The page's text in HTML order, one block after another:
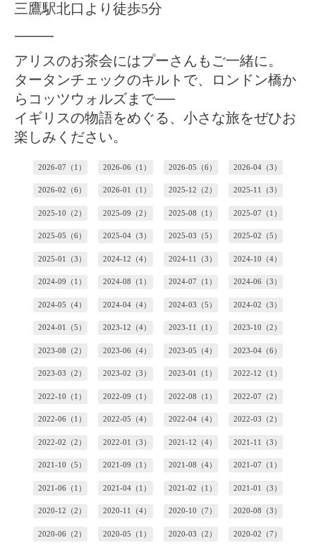
三鷹駅北口より徒歩5分
⸻
アリスのお茶会にはプーさんもご一緒に。
タータンチェックのキルトで、ロンドン橋か
らコッツウォルズまで──
イギリスの物語をめぐる、小さな旅をぜひお
楽しみください。
2026-07（1） 2026-06（1） 2026-05（6） 2026-04（3）
2026-02（6） 2026-01（1） 2025-12（2） 2025-11（3）
2025-10（2） 2025-09（2） 2025-08（1） 2025-07（1）
2025-05（6） 2025-04（3） 2025-03（5） 2025-02（5）
2025-01（3） 2024-12（4） 2024-11（3） 2024-10（4）
2024-09（1） 2024-08（1） 2024-07（1） 2024-06（3）
2024-05（4） 2024-04（4） 2024-03（5） 2024-02（3）
2024-01（5） 2023-12（4） 2023-11（1） 2023-10（2）
2023-08（2） 2023-06（4） 2023-05（4） 2023-04（6）
2023-03（2） 2023-02（3） 2023-01（1） 2022-12（1）
2022-10（1） 2022-09（1） 2022-08（1） 2022-07（2）
2022-06（1） 2022-05（4） 2022-04（4） 2022-03（2）
2022-02（2） 2022-01（3） 2021-12（4） 2021-11（3）
2021-10（5） 2021-09（1） 2021-08（4） 2021-07（1）
2021-06（1） 2021-04（1） 2021-02（1） 2021-01（3）
2020-12（2） 2020-11（4） 2020-10（7） 2020-08（3）
2020-06（2） 2020-05（1） 2020-03（2） 2020-02（7）